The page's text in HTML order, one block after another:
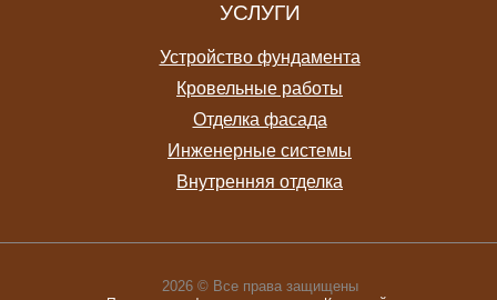
УСЛУГИ
Устройство фундамента
Кровельные работы
Отделка фасада
Инженерные системы
Внутренняя отделка
2026 © Все права защищены